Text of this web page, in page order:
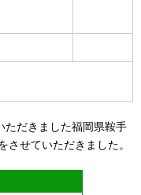
ただきました福岡県鞍手
せていただきました。